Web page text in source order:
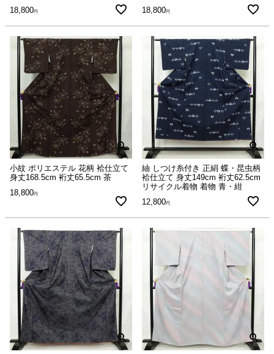
18,800
18,800
小紋 ポリエステル 花柄 袷仕立て
身丈168.5cm 裄丈65.5cm 茶
18,800
紬 しつけ糸付き 正絹 蝶・昆虫柄
袷仕立て 身丈149cm 裄丈62.5cm
リサイクル着物 着物 青・紺
12,800